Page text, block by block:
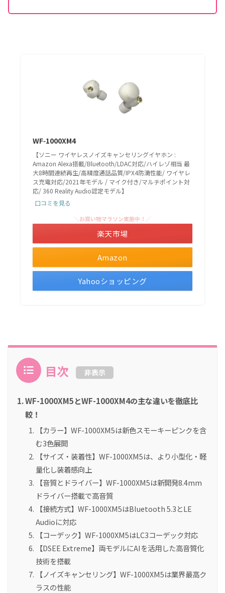
WF‑1000XM4
【ソニー ワイヤレスノイズキャンセリングイヤホン :
Amazon Alexa搭載/Bluetooth/LDAC対応/ハイレゾ相当 最
大8時間連続再生/高精度通話品質/IPX4防滴性能/ ワイヤレ
ス充電対応/2021年モデル / マイク付き/マルチポイント対
応/ 360 Reality Audio認定モデル】
口コミを見る
Amazon
＼お買い物マラソン実施中！／
楽天市場
Yahooショッピング
目次 非表示
WF-1000XM5とWF-1000XM4の主な違いを徹底比
較！
【カラー】WF-1000XM5は新色スモーキーピンクを含
む3色展開
【サイズ・装着性】WF-1000XM5は、より小型化・軽
量化し装着感向上
【音質とドライバー】WF-1000XM5は新開発8.4mm
ドライバー搭載で高音質
【接続方式】WF-1000XM5はBluetooth 5.3とLE
Audioに対応
【コーデック】WF-1000XM5はLC3コーデック対応
【DSEE Extreme】両モデルにAIを活用した高音質化
技術を搭載
【ノイズキャンセリング】WF-1000XM5は業界最高ク
ラスの性能